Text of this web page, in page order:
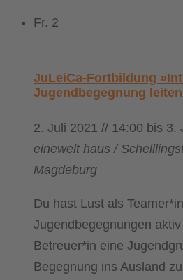
Fr. 2
JuLeiCa-Fortbildung
Jugendbegegnung
2. Juli 2021 // 14:00 bis 3.
einewelt haus /
Magdeburg
Du hast Lust als
Jugendbegegnungen
Betreuer*in eine
Begegnung ins Ausland